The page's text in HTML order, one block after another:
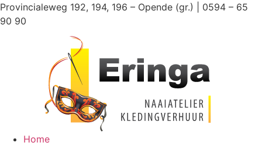
Ga
naar
Provincialeweg 192, 194, 196 – Opende (gr.) | 0594 – 65
90 90
Home